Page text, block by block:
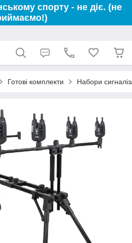
спорту - не діє. (не
Готові комплекти Набори